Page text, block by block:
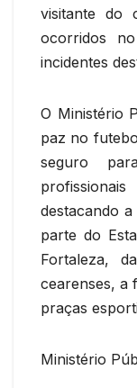
visitante do
ocorridos
incidentes
O Ministério
paz no
seguro
destacando
parte do
Fortaleza,
cearenses, a
praças
Ministério